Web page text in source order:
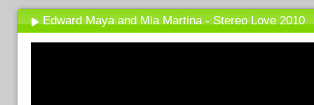
Edward Maya and Mia Martina - Stereo Love 2010